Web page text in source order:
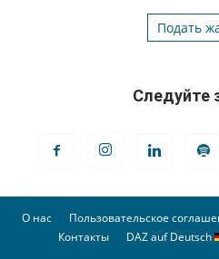
Подать
Следуйте
О нас Пользовательское
Контакты
DAZ auf Deutsch